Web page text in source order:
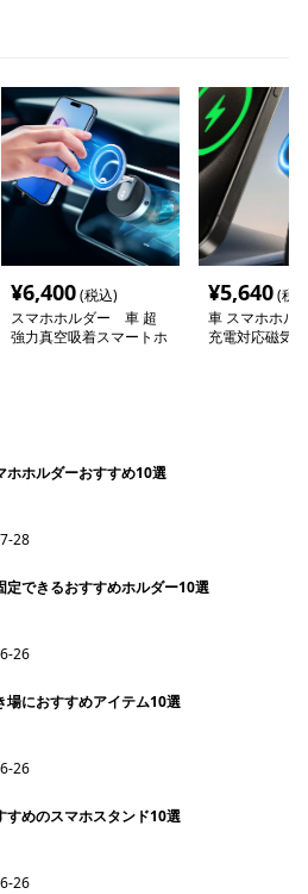
¥6,400(税込)
スマホホルダー 車 超
強力真空吸着スマートホ
¥5,640(税
車 スマホホル
充電対応磁気
ホホルダーおすすめ10選
28
定できるおすすめホルダー10選
26
場におすすめアイテム10選
26
すめのスマホスタンド10選
26